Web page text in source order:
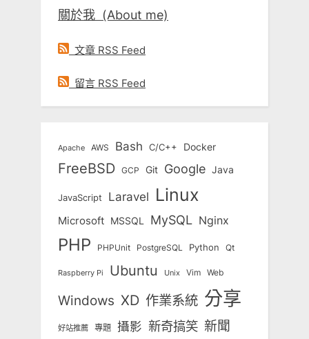
關於我 (About me)
文章 RSS Feed
留言 RSS Feed
Apache AWS Bash C/C++ Docker
FreeBSD GCP Git Google Java
JavaScript Laravel Linux
Microsoft MSSQL MySQL Nginx
PHP PHPUnit PostgreSQL Python Qt
Raspberry Pi Ubuntu Unix Vim Web
Windows XD 作業系統 分享
好站推薦 專題 攝影 新奇搞笑 新聞